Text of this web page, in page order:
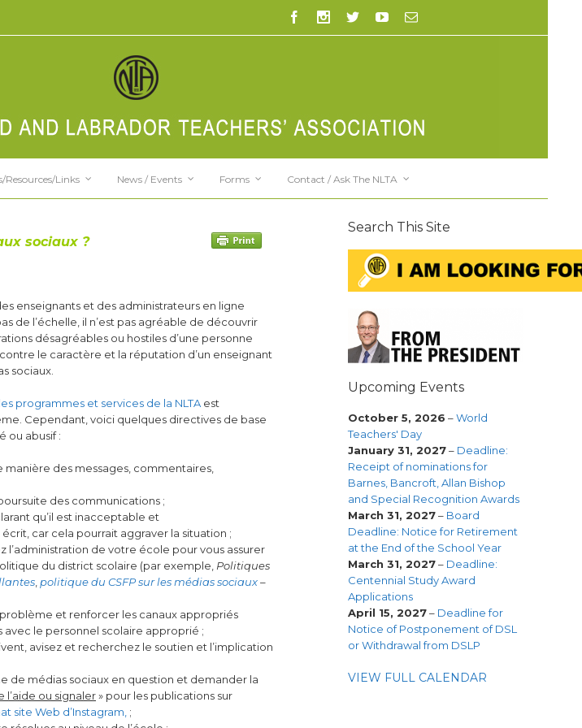
Resources/Links News / Events Forms Contact / Ask The NLTA
sociaux ?
enseignants et des administrateurs en ligne
de l’échelle, il n’est pas agréable de découvrir
désagréables ou hostiles d’une personne
le caractère et la réputation d’un enseignant
sociaux.
programmes et services de la NLTA est
Cependant, voici quelques directives de base
ou abusif :
des messages, commentaires,
des communications ;
qu’il est inacceptable et
car cela pourrait aggraver la situation ;
de votre école pour vous assurer
du district scolaire (par exemple, Politiques
,politique du CSFP sur les médias sociaux–
et renforcer les canaux appropriés
le personnel scolaire approprié ;
avisez et recherchez le soutien et l’implication
de médias sociaux en question et demander la
l’aide ou signaler» pour les publications sur
site Web d’Instagram, ;
Search This Site
Upcoming Events
October 5, 2026 –World
Teachers' Day
January 31, 2027– Deadline:
Receipt of nominations for
Barnes, Bancroft, Allan Bishop
and Special Recognition Awards
March 31, 2027– Board
Deadline: Notice for Retirement
at the End of the School Year
March 31, 2027– Deadline:
Centennial Study Award
Applications
April 15, 2027– Deadline for
Notice of Postponement of DSL
or Withdrawal from DSLP
VIEW FULL CALENDAR